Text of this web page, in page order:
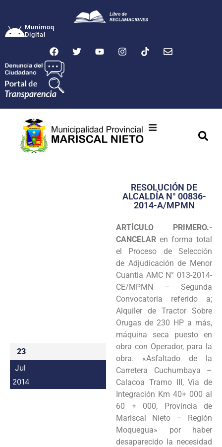
Munimoq
Digital
Transparencia
Programas
Intranet
23
Jul
2014
RESOLUCIÓN DE
ALCALDÍA N° 00836-
2014-A/MPMN
ARTÍCULO PRIMERO.-
CANCELAR en forma total
el Proceso de Selección
de Adjudicación de Menor
Cuantia AMC N° 013-2014-
CE/MPMN – Segunda
Convocatoria referido a;
Alquiler de Tractor Sobre
Orugas de 230 HP a más,
máquina seca puesto en
obra con Operador, para la
obra. «Asfaltado de la
Carretera Cuchumbaya –
Calacoa Tramo III, Via de
Integración Km 40+ 000 al
60 + 000, Provincia de
Mariscal Nieto – Región
Moquegua» por haber
desaparecido la necesidad